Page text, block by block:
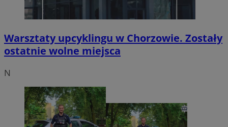
Warsztaty upcyklingu w Chorzowie. Zostały
ostatnie wolne miejsca
N